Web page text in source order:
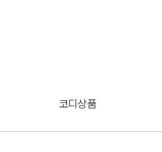
코디상품